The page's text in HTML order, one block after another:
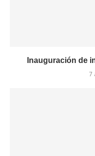
Inauguración de
7